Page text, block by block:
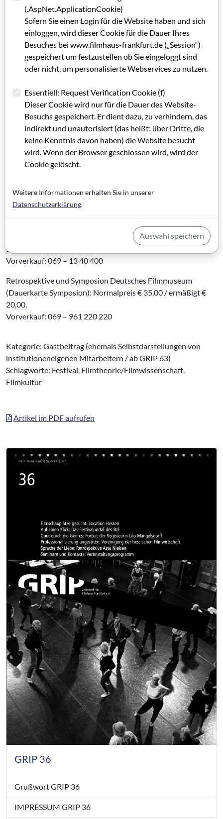
DIF / Deutschen Filmmuseum eine Asta Nielsen-Ausstellung
Die Retrospektive wird gefördert von der Hessischen
Filmförderung und anderen. Die Kinothek Asta Nielsen e.V.
wird gefördert vom Frauenreferat der Stadt Frankfurt am
Weitere Informationen zum Programm der Retrospektive und
des Symposiums unter
www.kinothek-asta-nielsen.de
www.schauspielfrankfurt.de
www.deutsches-filminstitut.de
Eintrittspreise:
Normalpreis € 14,00 / ermäßigt € 10,00
Ticket für beide Abende: Normalpreis € 23,00 / ermäßigt €
15,00
Vorverkauf: 069 – 13 40 400
Retrospektive und Symposion Deutsches Filmmuseum
(Dauerkarte Symposion): Normalpreis € 35,00 / ermäßigt €
20,00.
Vorverkauf: 069 – 961 220 220
Kategorie: Gastbeitrag (ehemals Selbstdarstellungen von
institutioneneigenen Mitarbeitern / ab GRIP 63)
Schlagworte: Festival, Filmtheorie/Filmwissenschaft,
Filmkultur
Artikel im PDF aufrufen
GRIP 36
Grußwort GRIP 36
IMPRESSUM GRIP 36
(.AspNet.ApplicationCookie)
Sofern Sie einen Login für die Website haben und sich
einloggen, wird dieser Cookie für die Dauer Ihres
Besuches bei www.filmhaus-frankfurt.de („Session“)
gespeichert um festzustellen ob Sie eingeloggt sind
oder nicht, um personalisierte Webservices zu nutzen.
Essentiell: Request Verification Cookie (f)
Dieser Cookie wird nur für die Dauer des Website-
Besuchs gespeichert. Er dient dazu, zu verhindern, das
indirekt und unautorisiert (das heißt: über Dritte, die
keine Kenntnis davon haben) die Website besucht
wird. Wenn der Browser geschlossen wird, wird der
Cookie gelöscht.
Weitere Informationen erhalten Sie in unserer
Datenschutzerklärung.
Auswahl speichern